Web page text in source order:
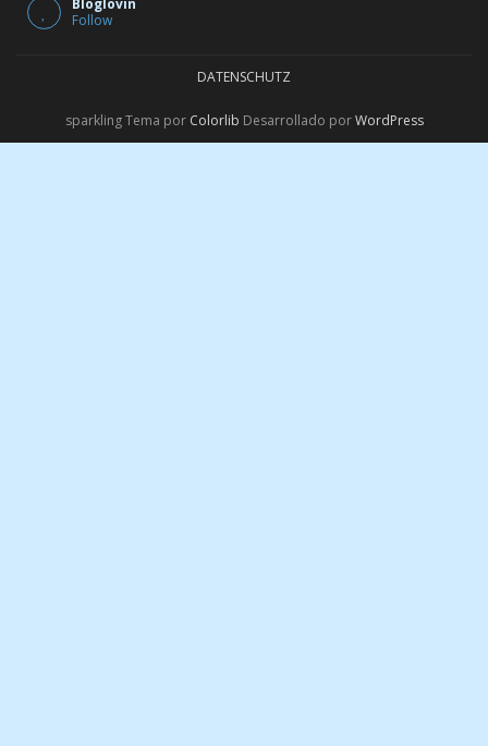
Follow
DATENSCHUTZ
sparkling Tema por Colorlib Desarrollado porWordPress